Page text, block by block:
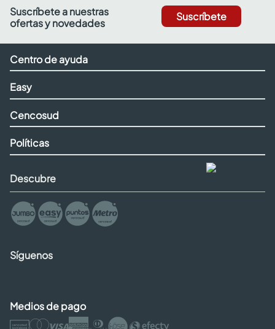
Suscríbete a nuestras
ofertas y novedades
Suscríbete
Centro de ayuda
Easy
Cencosud
Políticas
Descubre
Síguenos
Medios de pago